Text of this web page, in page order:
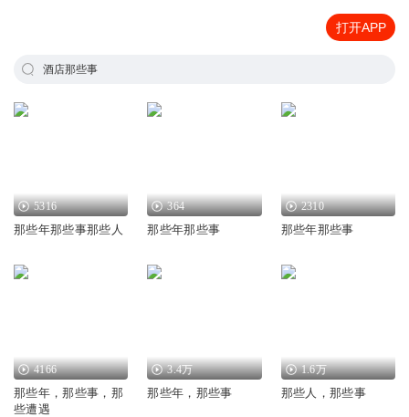
打开APP
酒店那些事
5316
那些年那些事那些人
364
那些年那些事
2310
那些年那些事
4166
那些年，那些事，那
些遭遇
3.4万
那些年，那些事
1.6万
那些人，那些事